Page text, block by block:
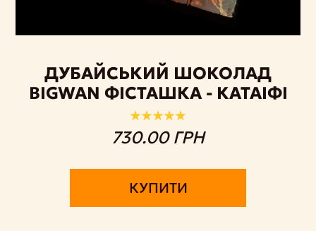
ДУБАЙСЬКИЙ ШОКОЛАД
BIGWAN ФІСТАШКА - КАТАІФІ
730.00 ГРН
КУПИТИ